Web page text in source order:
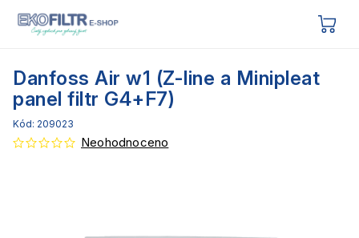
Danfoss Air w1 (Z-line a Minipleat
panel filtr G4+F7)
Kód: 209023
Neohodnoceno